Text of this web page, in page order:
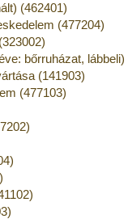
(462401)
(477204)
bőrruházat,
(141903)
(477103)